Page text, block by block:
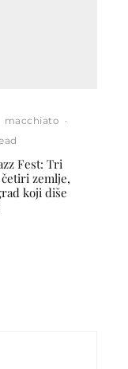
macchiato ·
Fest: Tri
zemlje,
koji diše